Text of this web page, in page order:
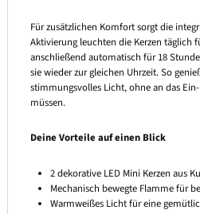
Für zusätzlichen Komfort sorgt die
Aktivierung leuchten die Kerzen täglich
anschließend automatisch für 18
sie wieder zur gleichen Uhrzeit. So
stimmungsvolles Licht, ohne an das
müssen.
Deine Vorteile auf einen Blick
2 dekorative LED Mini Kerzen aus
Mechanisch bewegte Flamme für
Warmweißes Licht für eine